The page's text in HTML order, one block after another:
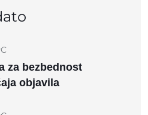
za bezbednost
objavila